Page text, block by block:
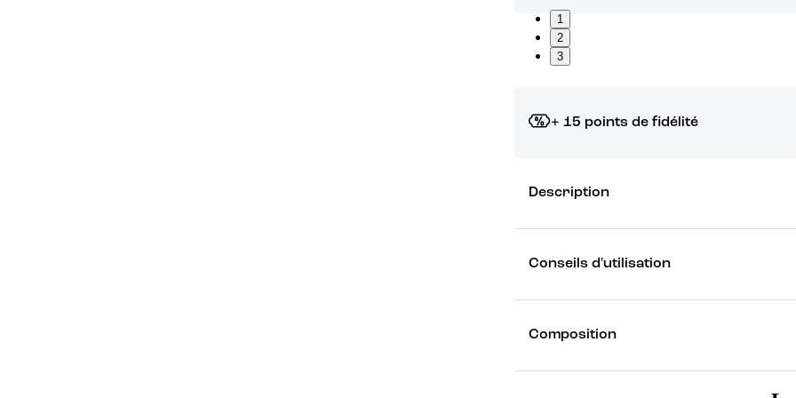
1
2
3
+ 15 points de fidélité
Description
Conseils d'utilisation
Composition